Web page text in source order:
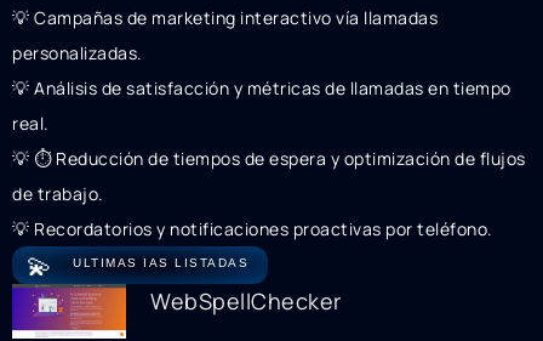
💡 Campañas de marketing interactivo vía llamadas
personalizadas.
💡 Análisis de satisfacción y métricas de llamadas en tiempo
real.
💡 ⏱️ Reducción de tiempos de espera y optimización de flujos
de trabajo.
💡 Recordatorios y notificaciones proactivas por teléfono.
💫 ULTIMAS IAS LISTADAS
WebSpellChecker